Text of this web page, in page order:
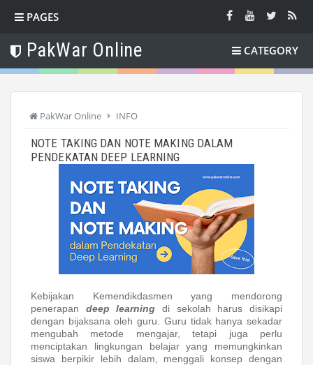
PAGES
PakWar Online CATEGORY
PakWar Online INFO
NOTE TAKING DAN NOTE MAKING DALAM
PENDEKATAN DEEP LEARNING
Kebijakan Kemendikdasmen yang mendorong
penerapan deep learning di sekolah harus disikapi
dengan bijaksana oleh guru. Guru tidak hanya sekadar
mengubah metode mengajar, tetapi juga perlu
menciptakan lingkungan belajar yang memungkinkan
siswa berpikir lebih dalam, menggali konsep dengan